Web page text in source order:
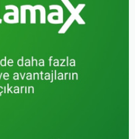
bilmeniz gereken her şeyi
bulacaksınız.